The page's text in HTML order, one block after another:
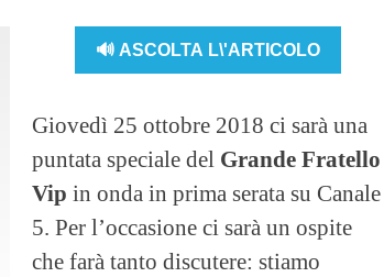
🔊 ASCOLTA L\'ARTICOLO
Giovedì 25 ottobre 2018 ci sarà una
puntata speciale del Grande Fratello
Vip in onda in prima serata su Canale
5. Per l’occasione ci sarà un ospite
che farà tanto discutere: stiamo